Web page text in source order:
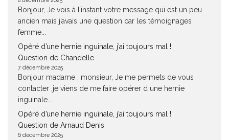
Bonjour, Je vois à l’instant votre message qui est un peu
ancien mais j’avais une question car les témoignages
femme...
Opéré d’une hernie inguinale, j’ai toujours mal !
Question de Chandelle
7 décembre 2025
Bonjour madame , monsieur, Je me permets de vous
contacter ,je viens de me faire opérer d une hernie
inguinale....
Opéré d’une hernie inguinale, j’ai toujours mal !
Question de Arnaud Denis
6 décembre 2025